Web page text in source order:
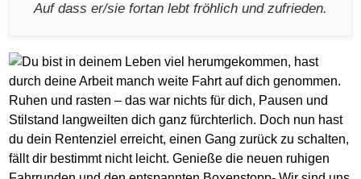
Auf dass er/sie fortan lebt fröhlich und zufrieden.